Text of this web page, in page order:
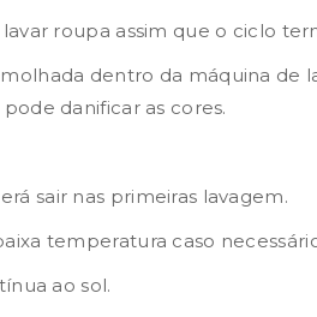
roupa assim que o ciclo
dentro da máquina de
danificar as cores.
sair nas primeiras lavagem.
temperatura caso
ao sol.